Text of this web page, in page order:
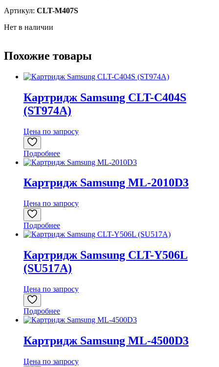
Артикул: CLT-M407S
Нет в наличии
Похожие товары
Картридж Samsung CLT-C404S
(ST974A)
Цена по запросу
Подробнее
Картридж Samsung ML-2010D3
Цена по запросу
Подробнее
Картридж Samsung CLT-Y506L
(SU517A)
Цена по запросу
Подробнее
Картридж Samsung ML-4500D3
Цена по запросу